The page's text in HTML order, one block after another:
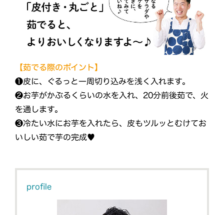
【茹でる際のポイント】
❶皮に、ぐるっと一周切り込みを浅く入れます。
❷お芋がかぶるくらいの水を入れ、20分前後茹で、火
を通します。
❸冷たい水にお芋を入れたら、皮もツルッとむけてお
いしい茹で芋の完成♥
profile